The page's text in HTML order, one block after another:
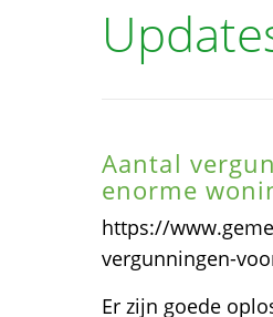
Aantal
enorme
https://
vergunningen-
Er zijn goede